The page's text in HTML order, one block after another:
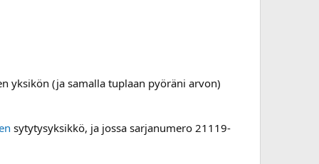
yksikön (ja samalla tuplaan pyöräni arvon)
sytytysyksikkö, ja jossa sarjanumero 21119-